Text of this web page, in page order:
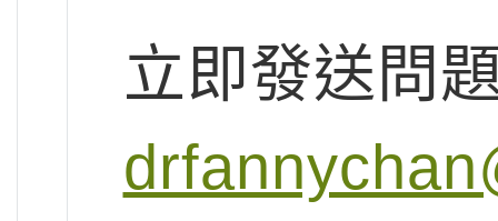
立即發送問